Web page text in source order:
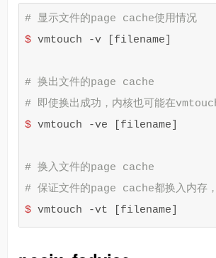
# 显示文件的page cache使用情况
$ vmtouch -v filename]
# 换出文件的page cache
# 即使换出成功，内核也可能在
$ vmtouch -ve filename]
# 换入文件的page cache
# 保证文件的page cache都换入内存
$ vmtouch -vt